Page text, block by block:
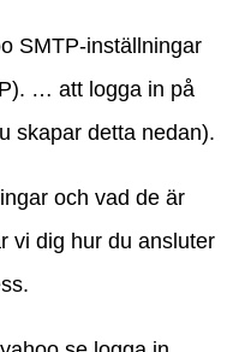
SMTP-inställningar
… att logga in på
skapar detta nedan).
och vad de är
vi dig hur du ansluter